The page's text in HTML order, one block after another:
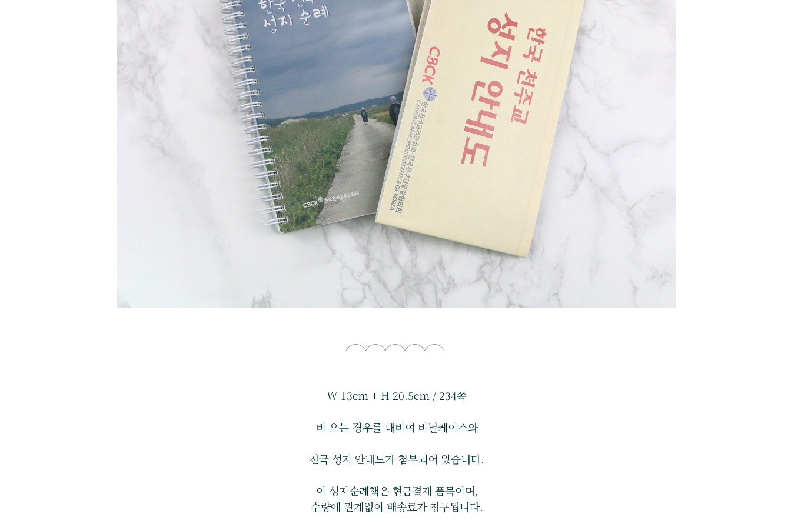
W 13cm + H 20.5cm / 234쪽
비 오는 경우를 대비여 비닐케이스와
전국 성지 안내도가 첨부되어 있습니다.
이 성지순례책은 현금결재 품목이며,
수량에 관계없이 배송료가 청구됩니다.